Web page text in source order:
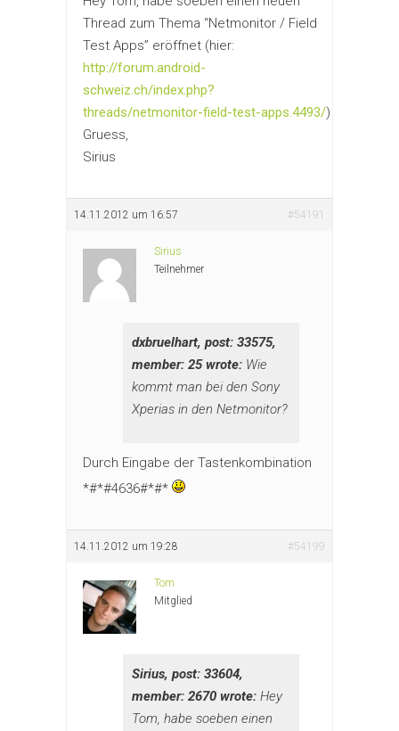
Thread zum Thema “Netmonitor / Field
Test Apps” eröffnet (hier:
http://forum.android-
schweiz.ch/index.php?
threads/netmonitor-field-test-apps.4493/)
Gruess,
Sirius
14.11.2012 um 16:57 #54191
Sirius
Teilnehmer
dxbruelhart, post: 33575,
member: 25 wrote: Wie
kommt man bei den Sony
Xperias in den Netmonitor?
Durch Eingabe der Tastenkombination
*#*#4636#*#*
14.11.2012 um 19:28 #54199
Tom
Mitglied
Sirius, post: 33604,
member: 2670 wrote: Hey
Tom, habe soeben einen